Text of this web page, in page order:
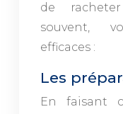
de
souvent,
efficaces :
Les
En faisant